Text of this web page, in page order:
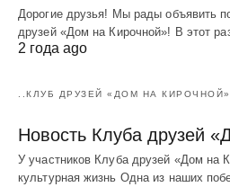
Дорогие друзья! Мы рады объявить
друзей «Дом на Кирочной»! В этот
2 года ago
..КЛУБ ДРУЗЕЙ «ДОМ НА КИРОЧНОЙ»
Новость Клуба друзей
У участников Клуба друзей «Дом на
культурная жизнь Одна из наших